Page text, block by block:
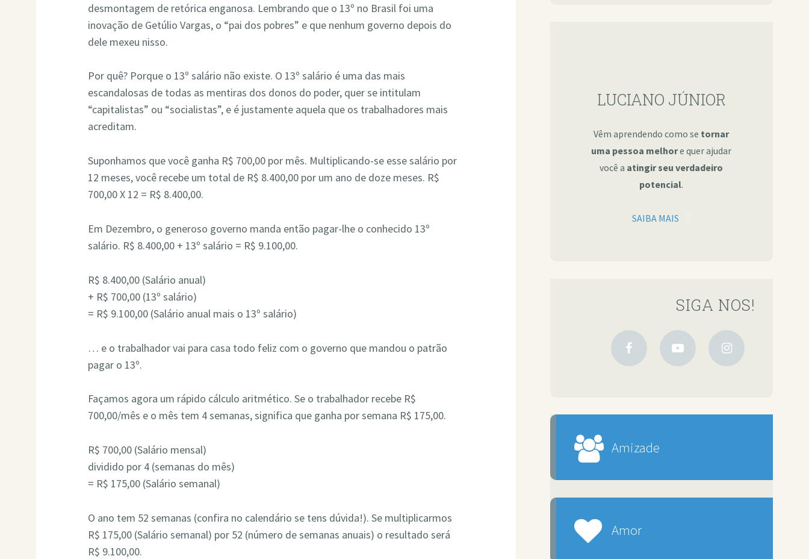
desmontagem de retórica enganosa. Lembrando que o 13º no Brasil foi uma
inovação de Getúlio Vargas, o “pai dos pobres” e que nenhum governo depois do
dele mexeu nisso.
Por quê? Porque o 13º salário não existe. O 13º salário é uma das mais
escandalosas de todas as mentiras dos donos do poder, quer se intitulam
“capitalistas” ou “socialistas”, e é justamente aquela que os trabalhadores mais
acreditam.
Suponhamos que você ganha R$ 700,00 por mês. Multiplicando-se esse salário por
12 meses, você recebe um total de R$ 8.400,00 por um ano de doze meses. R$
700,00 X 12 = R$ 8.400,00.
Em Dezembro, o generoso governo manda então pagar-lhe o conhecido 13º
salário. R$ 8.400,00 + 13º salário = R$ 9.100,00.
R$ 8.400,00 (Salário anual)
+ R$ 700,00 (13º salário)
= R$ 9.100,00 (Salário anual mais o 13º salário)
… e o trabalhador vai para casa todo feliz com o governo que mandou o patrão
pagar o 13º.
Façamos agora um rápido cálculo aritmético. Se o trabalhador recebe R$
700,00/mês e o mês tem 4 semanas, significa que ganha por semana R$ 175,00.
R$ 700,00 (Salário mensal)
dividido por 4 (semanas do mês)
= R$ 175,00 (Salário semanal)
O ano tem 52 semanas (confira no calendário se tens dúvida!). Se multiplicarmos
R$ 175,00 (Salário semanal) por 52 (número de semanas anuais) o resultado será
R$ 9.100,00.
LUCIANO JÚNIOR
Vêm aprendendo como se tornar
uma pessoa melhore quer ajudar
você a atingir seu verdadeiro
potencial.
SAIBA MAIS
SIGA NOS!
Amizade
Amor